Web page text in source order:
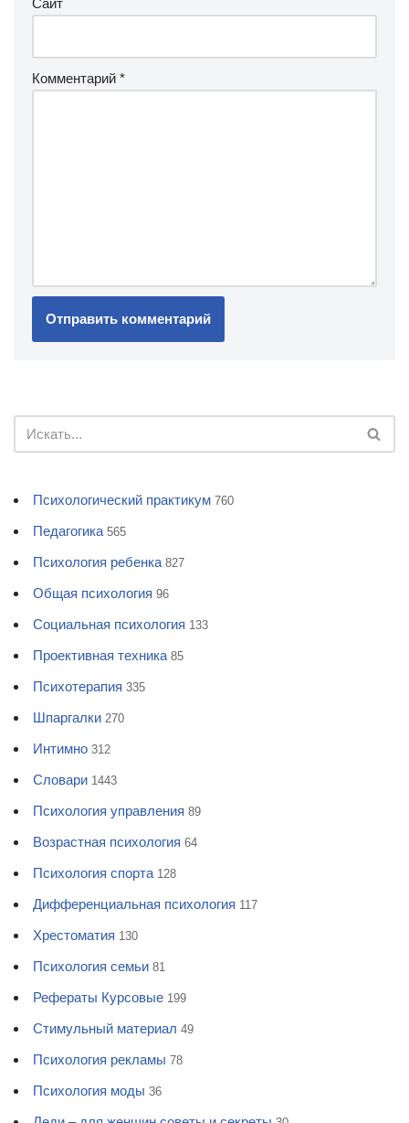
Сайт
Комментарий *
Психологический практикум 760
Педагогика 565
Психология ребенка 827
Общая психология 96
Социальная психология 133
Проективная техника 85
Психотерапия 335
Шпаргалки 270
Интимно 312
Словари 1443
Психология управления 89
Возрастная психология 64
Психология спорта 128
Дифференциальная психология 117
Хрестоматия 130
Психология семьи 81
Рефераты Курсовые 199
Стимульный материал 49
Психология рекламы 78
Психология моды 36